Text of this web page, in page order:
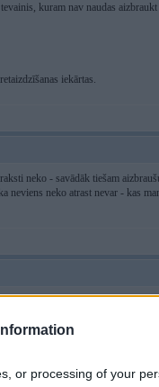
or processing of your
kuram nav naudas
iekārtas.
neko - savādāk tiešam
neviens neko atrast nevar - kas